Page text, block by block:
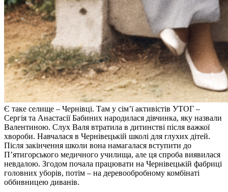
Реєстр перекладачів жестової мови Українського
товариства глухих
Підготовка перекладачів
"Сервіс УТОГ"
Атестація
Безбар'єрність для глухих
Вінницька область
Волинська область
Дніпропетровська область
Донецька область
Житомирська область
Закарпатська область
Запорізька область
Івано-Франківська область
Київ
Київська область
Є таке селище – Чернівці. Там у сім’ї активістів УТОГ –
Сергія та Анастасії Бабиних народилася дівчинка, яку назвали
Валентиною. Слух Валя втратила в дитинстві після важкої
хвороби. Навчалася в Чернівецькій школі для глухих дітей.
Після закінчення школи вона намагалася вступити до
П’ятигорського медичного училища, але ця спроба виявилася
невдалою. Згодом почала працювати на Чернівецькій фабриці
головних уборів, потім – на деревообробному комбінаті
оббивницею диванів.